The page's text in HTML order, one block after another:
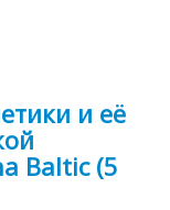
и её
Baltic (5